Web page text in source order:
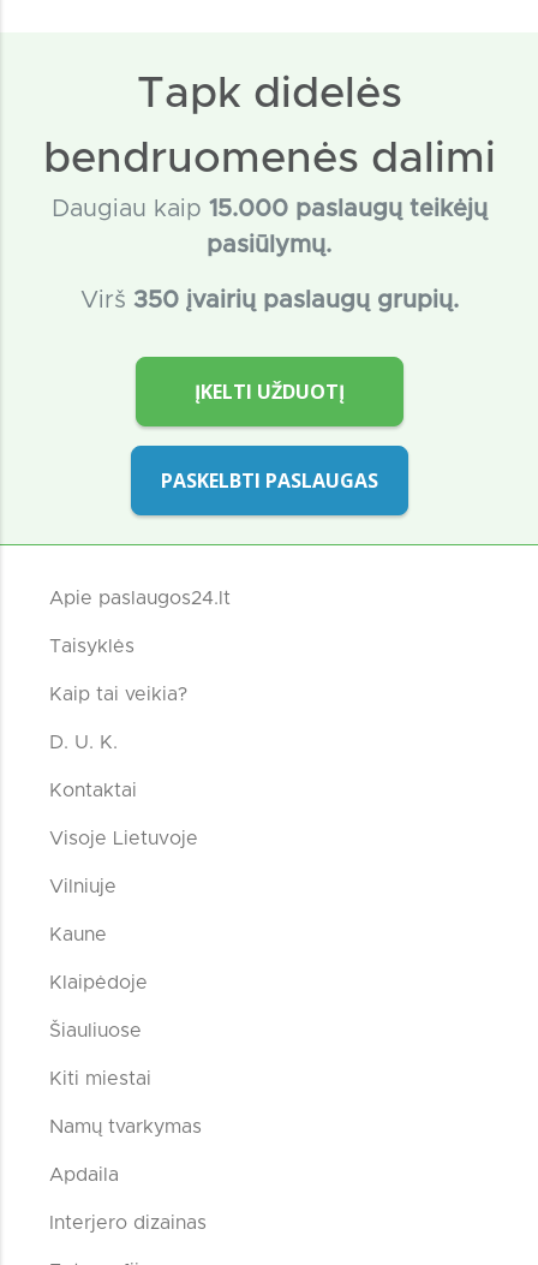
Tapk didelės
bendruomenės dalimi
Daugiau kaip 15.000 paslaugų teikėjų
pasiūlymų.
Virš 350 įvairių paslaugų grupių.
ĮKELTI UŽDUOTĮ
PASKELBTI PASLAUGAS
Apie paslaugos24.lt
Taisyklės
Kaip tai veikia?
D. U. K.
Kontaktai
Visoje Lietuvoje
Vilniuje
Kaune
Klaipėdoje
Šiauliuose
Kiti miestai
Namų tvarkymas
Apdaila
Interjero dizainas